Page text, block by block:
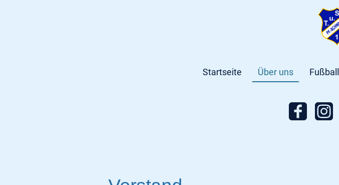
Startseite Über uns Fußball